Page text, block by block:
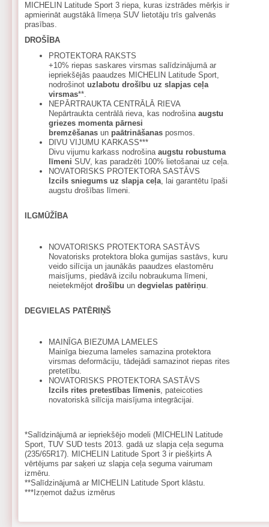
MICHELIN Latitude Sport 3 riepa, kuras izstrādes mērķis ir
apmierināt augstākā līmeņa SUV lietotāju trīs galvenās
prasības.
DROŠĪBA
PROTEKTORA RAKSTS
+10% riepas saskares virsmas salīdzinājumā ar
iepriekšējās paaudzes MICHELIN Latitude Sport,
nodrošinot uzlabotu drošību uz slapjas ceļa
virsmas**.
NEPĀRTRAUKTA CENTRĀLĀ RIEVA
Nepārtraukta centrālā rieva, kas nodrošina augstu
griezes momenta pārnesi
bremzēšanas un paātrināšanas posmos.
DIVU VIJUMU KARKASS***
Divu vijumu karkass nodrošina augstu robustuma
līmeni SUV, kas paradzēti 100% lietošanai uz ceļa.
NOVATORISKS PROTEKTORA SASTĀVS
Izcils sniegums uz slapja ceļa, lai garantētu īpaši
augstu drošības līmeni.
ILGMŪŽĪBA
NOVATORISKS PROTEKTORA SASTĀVS
Novatorisks protektora bloka gumijas sastāvs, kuru
veido silīcija un jaunākās paaudzes elastomēru
maisījums, piedāvā izcilu nobraukuma līmeni,
neietekmējot drošību un degvielas patēriņu.
DEGVIELAS PATĒRIŅŠ
MAINĪGA BIEZUMA LAMELES
Mainīga biezuma lameles samazina protektora
virsmas deformāciju, tādejādi samazinot riepas rites
pretetību.
NOVATORISKS PROTEKTORA SASTĀVS
Izcils rites pretestības līmenis, pateicoties
novatoriskā silīcija maisījuma integrācijai.
*Salīdzinājumā ar iepriekšējo modeli (MICHELIN Latitude
Sport, TUV SUD tests 2013. gadā uz slapja ceļa seguma
(235/65R17). MICHELIN Latitude Sport 3 ir piešķirts A
vērtējums par saķeri uz slapja ceļa seguma vairumam
izmēru.
**Salīdzinājumā ar MICHELIN Latitude Sport klāstu.
***Izņemot dažus izmērus